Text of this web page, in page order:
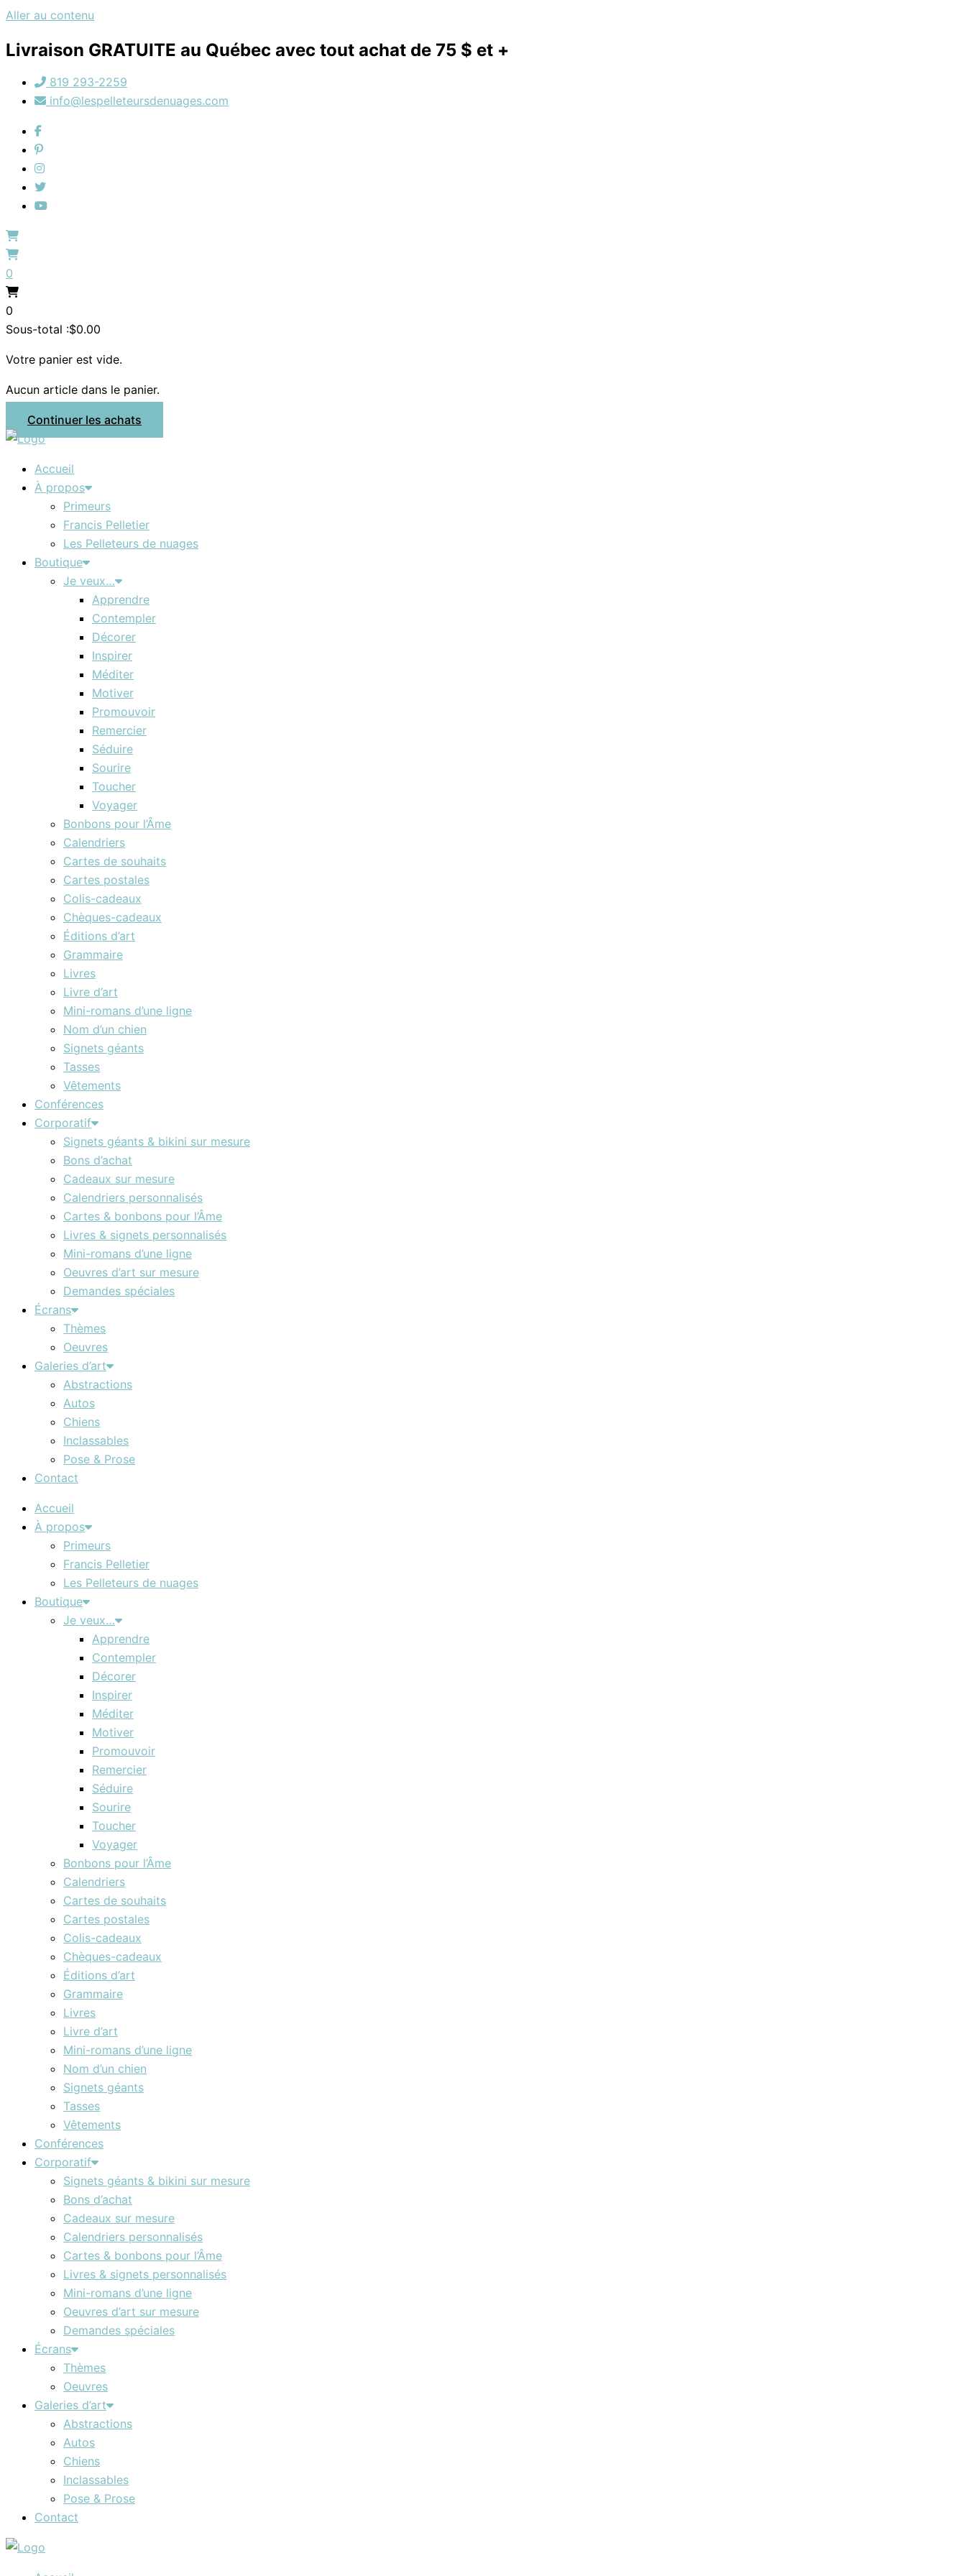
Aller au contenu
Livraison GRATUITE au Québec avec tout achat de 75 $ et +
819 293-2259
info@lespelleteursdenuages.com
0
0
Sous-total :$0.00
Votre panier est vide.
Aucun article dans le panier.
Continuer les achats
Accueil
À propos
Primeurs
Francis Pelletier
Les Pelleteurs de nuages
Boutique
Je veux…
Apprendre
Contempler
Décorer
Inspirer
Méditer
Motiver
Promouvoir
Remercier
Séduire
Sourire
Toucher
Voyager
Bonbons pour l’Âme
Calendriers
Cartes de souhaits
Cartes postales
Colis-cadeaux
Chèques-cadeaux
Éditions d’art
Grammaire
Livres
Livre d’art
Mini-romans d’une ligne
Nom d’un chien
Signets géants
Tasses
Vêtements
Conférences
Corporatif
Signets géants & bikini sur mesure
Bons d’achat
Cadeaux sur mesure
Calendriers personnalisés
Cartes & bonbons pour l’Âme
Livres & signets personnalisés
Mini-romans d’une ligne
Oeuvres d’art sur mesure
Demandes spéciales
Écrans
Thèmes
Oeuvres
Galeries d’art
Abstractions
Autos
Chiens
Inclassables
Pose & Prose
Contact
Accueil
À propos
Primeurs
Francis Pelletier
Les Pelleteurs de nuages
Boutique
Je veux…
Apprendre
Contempler
Décorer
Inspirer
Méditer
Motiver
Promouvoir
Remercier
Séduire
Sourire
Toucher
Voyager
Bonbons pour l’Âme
Calendriers
Cartes de souhaits
Cartes postales
Colis-cadeaux
Chèques-cadeaux
Éditions d’art
Grammaire
Livres
Livre d’art
Mini-romans d’une ligne
Nom d’un chien
Signets géants
Tasses
Vêtements
Conférences
Corporatif
Signets géants & bikini sur mesure
Bons d’achat
Cadeaux sur mesure
Calendriers personnalisés
Cartes & bonbons pour l’Âme
Livres & signets personnalisés
Mini-romans d’une ligne
Oeuvres d’art sur mesure
Demandes spéciales
Écrans
Thèmes
Oeuvres
Galeries d’art
Abstractions
Autos
Chiens
Inclassables
Pose & Prose
Contact